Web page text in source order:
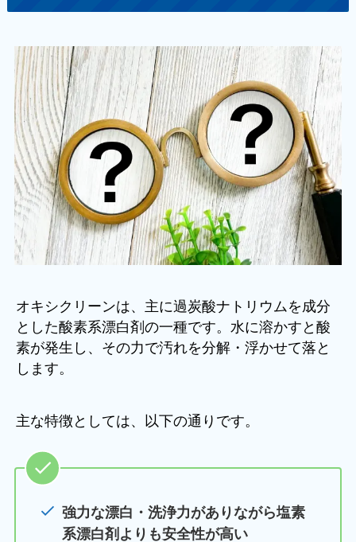
オキシクリーンは、主に過炭酸ナトリウムを成分
とした酸素系漂白剤の一種です。水に溶かすと酸
素が発生し、その力で汚れを分解・浮かせて落と
します。
主な特徴としては、以下の通りです。
強力な漂白・洗浄力がありながら塩素
系漂白剤よりも安全性が高い